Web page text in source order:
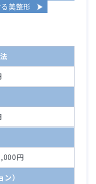
美整形
円
）